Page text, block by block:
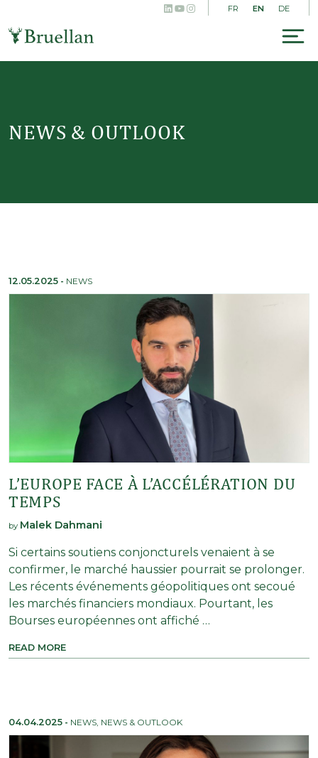
to
content
LinkedIn
YouTube
Instagram
FR EN DE
NEWS & OUTLOOK
12.05.2025 - NEWS
L’EUROPE FACE À L’ACCÉLÉRATION DU
TEMPS
by Malek Dahmani
Si certains soutiens conjoncturels venaient à se
confirmer, le marché haussier pourrait se prolonger.
Les récents événements géopolitiques ont secoué
les marchés financiers mondiaux. Pourtant, les
Bourses européennes ont affiché …
READ MORE
04.04.2025 - NEWS NEWS & OUTLOOK